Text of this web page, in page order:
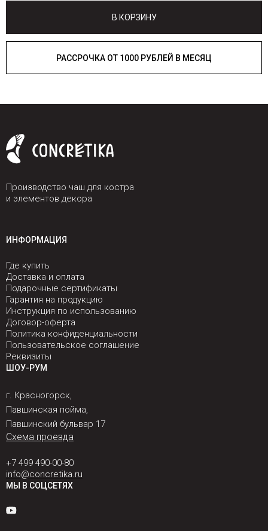
В КОРЗИНУ
РАССРОЧКА ОТ 1000 РУБЛЕЙ В МЕСЯЦ
Производство чаш для костра
и элементов декора
ИНФОРМАЦИЯ
Где купить
Доставка и оплата
Подарочные сертификаты
Гарантия на продукцию
Инструкция по использованию
Договор-оферта
Политика конфиденциальности
Пользовательское соглашение
Реквизиты
ШОУ-РУМ
г. Красногорск,
Павшинская пойма,
Павшинский бульвар 17
Схема проезда
+7 499 490-00-80
info@concretika.ru
МЫ В СОЦСЕТЯХ